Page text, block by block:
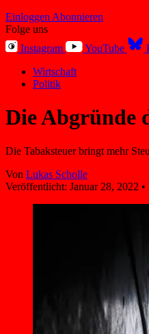
Einloggen Abonnieren
Folge uns
Instagram
YouTube
Wirtschaft
Politik
Die Abgründe
Die Tabaksteuer bringt mehr
Von Lukas Scholle
Veröffentlicht: Januar 28, 2022 •